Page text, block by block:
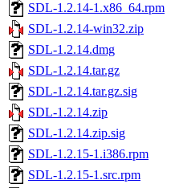
SDL-1.2.14-1.x86_64.rpm
SDL-1.2.14-win32.zip
SDL-1.2.14.dmg
SDL-1.2.14.tar.gz
SDL-1.2.14.tar.gz.sig
SDL-1.2.14.zip
SDL-1.2.14.zip.sig
SDL-1.2.15-1.i386.rpm
SDL-1.2.15-1.src.rpm